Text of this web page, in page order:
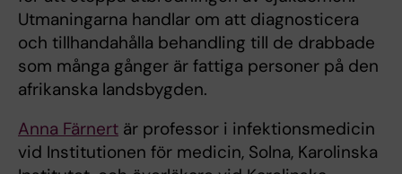
Utmaningarna handlar om att diagnosticera
och tillhandahålla behandling till de drabbade
som många gånger är fattiga personer på den
afrikanska landsbygden.
Anna Färnert är professor i infektionsmedicin
vid Institutionen för medicin, Solna, Karolinska